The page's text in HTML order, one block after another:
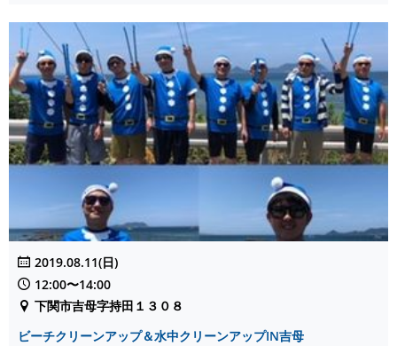
2019.08.11(日)
12:00〜14:00
下関市吉母字持田１３０８
ビーチクリーンアップ＆水中クリーンアップIN吉母